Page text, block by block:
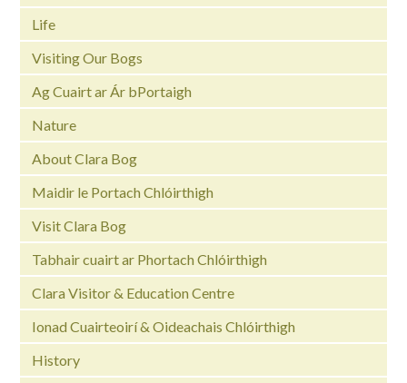
Life
Visiting Our Bogs
Ag Cuairt ar Ár bPortaigh
Nature
About Clara Bog
Maidir le Portach Chlóirthigh
Visit Clara Bog
Tabhair cuairt ar Phortach Chlóirthigh
Clara Visitor & Education Centre
Ionad Cuairteoirí & Oideachais Chlóirthigh
History